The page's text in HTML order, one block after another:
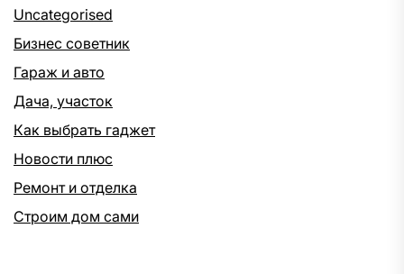
Uncategorised
Бизнес советник
Гараж и авто
Дача, участок
Как выбрать гаджет
Новости плюс
Ремонт и отделка
Строим дом сами